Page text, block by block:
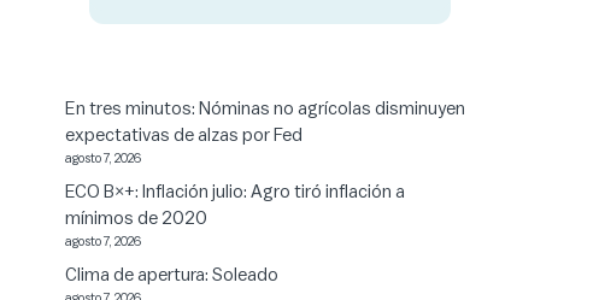
En tres minutos: Nóminas no agrícolas disminuyen
expectativas de alzas por Fed
agosto 7, 2026
ECO B×+: Inflación julio: Agro tiró inflación a
mínimos de 2020
agosto 7, 2026
Clima de apertura: Soleado